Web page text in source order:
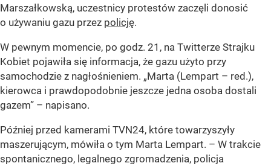
Marszałkowską, uczestnicy protestów zaczęli donosić
o używaniu gazu przez policję.
W pewnym momencie, po godz. 21, na Twitterze Strajku
Kobiet pojawiła się informacja, że gazu użyto przy
samochodzie z nagłośnieniem. „Marta (Lempart – red.),
kierowca i prawdopodobnie jeszcze jedna osoba dostali
gazem” – napisano.
Później przed kamerami TVN24, które towarzyszyły
maszerującym, mówiła o tym Marta Lempart. – W trakcie
spontanicznego, legalnego zgromadzenia, policja